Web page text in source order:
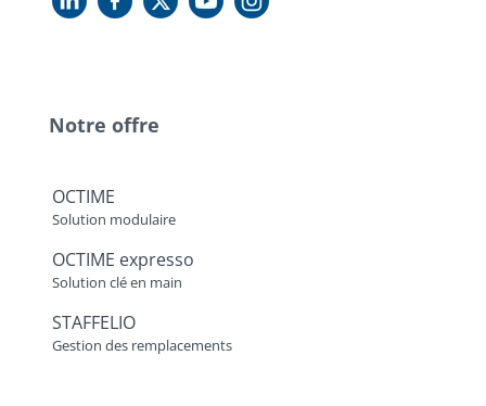
Notre offre
OCTIME
Solution modulaire
OCTIME expresso
Solution clé en main
STAFFELIO
Gestion des remplacements